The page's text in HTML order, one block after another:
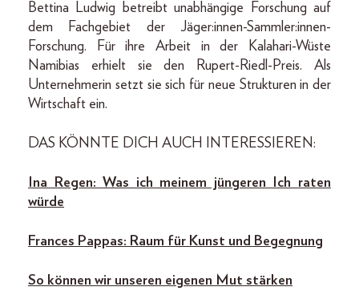
Bettina Ludwig betreibt unabhängige Forschung auf
dem Fachgebiet der Jäger:innen-Sammler:innen-
Forschung. Für ihre Arbeit in der Kalahari-Wüste
Namibias erhielt sie den Rupert-Riedl-Preis. Als
Unternehmerin setzt sie sich für neue Strukturen in der
Wirtschaft ein.
DAS KÖNNTE DICH AUCH INTERESSIEREN:
Ina Regen: Was ich meinem jüngeren Ich raten
würde
Frances Pappas: Raum für Kunst und Begegnung
So können wir unseren eigenen Mut stärken